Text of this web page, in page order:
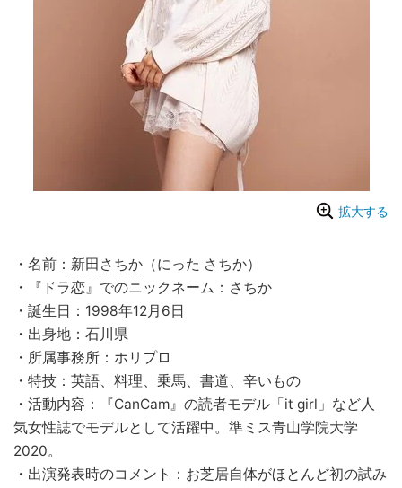
拡大する
・名前： 新田さちか （にった さちか）
・『ドラ恋』でのニックネーム：さちか
・誕生日：1998年12月6日
・出身地：石川県
・所属事務所：ホリプロ
・特技：英語、料理、乗馬、書道、辛いもの
・活動内容：『CanCam』の読者モデル「it girl」など人
気女性誌でモデルとして活躍中。準ミス青山学院大学
2020。
・出演発表時のコメント：お芝居自体がほとんど初の試み